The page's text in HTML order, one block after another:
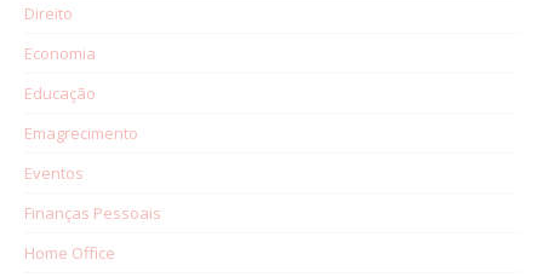
Direito
Economia
Educação
Emagrecimento
Eventos
Finanças Pessoais
Home Office